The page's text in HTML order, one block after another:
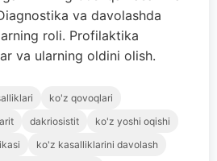
va davolashda
roli. Profilaktika
va ularning oldini olish.
ko'z qovoqlari
dakriosistit
ko'z yoshi oqishi
ko'z kasalliklarini davolash